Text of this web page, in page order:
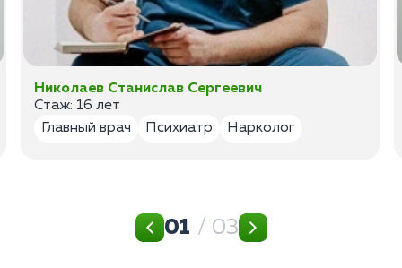
Николаев Станислав Сергеевич
Стаж: 16 лет
Главный врач
Психиатр Нарколог
01 / 03